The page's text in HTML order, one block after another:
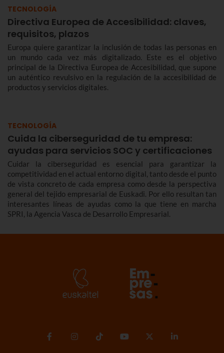
TECNOLOGÍA
Directiva Europea de Accesibilidad: claves,
requisitos, plazos
Europa quiere garantizar la inclusión de todas las personas en
un mundo cada vez más digitalizado. Este es el objetivo
principal de la Directiva Europea de Accesibilidad, que supone
un auténtico revulsivo en la regulación de la accesibilidad de
productos y servicios digitales.
TECNOLOGÍA
Cuida la ciberseguridad de tu empresa:
ayudas para servicios SOC y certificaciones
Cuidar la ciberseguridad es esencial para garantizar la
competitividad en el actual entorno digital, tanto desde el punto
de vista concreto de cada empresa como desde la perspectiva
general del tejido empresarial de Euskadi. Por ello resultan tan
interesantes líneas de ayudas como la que tiene en marcha
SPRI, la Agencia Vasca de Desarrollo Empresarial.